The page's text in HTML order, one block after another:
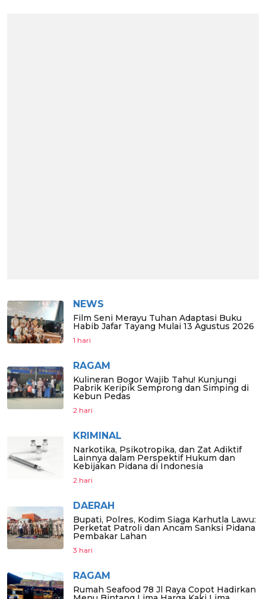
NEWS
Film Seni Merayu Tuhan Adaptasi Buku
Habib Jafar Tayang Mulai 13 Agustus 2026
1 hari
RAGAM
Kulineran Bogor Wajib Tahu! Kunjungi
Pabrik Keripik Semprong dan Simping di
Kebun Pedas
2 hari
KRIMINAL
Narkotika, Psikotropika, dan Zat Adiktif
Lainnya dalam Perspektif Hukum dan
Kebijakan Pidana di Indonesia
2 hari
DAERAH
Bupati, Polres, Kodim Siaga Karhutla Lawu:
Perketat Patroli dan Ancam Sanksi Pidana
Pembakar Lahan
3 hari
RAGAM
Rumah Seafood 78 Jl Raya Copot Hadirkan